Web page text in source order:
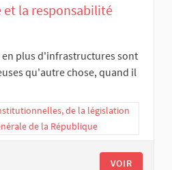
la responsabilité
en plus d'infrastructures sont
qu'autre chose, quand il
de la législation
de la République
VOIR